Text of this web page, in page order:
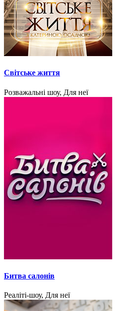
Світське життя
Розважальні шоу, Для неї
Битва салонів
Реаліті-шоу, Для неї